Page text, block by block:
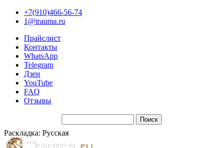
+7(910)466-56-74
1@trauma.ru
Прайслист
Контакты
WhatsApp
Telegram
Дзен
YouTube
FAQ
Отзывы
Раскладка: Русская